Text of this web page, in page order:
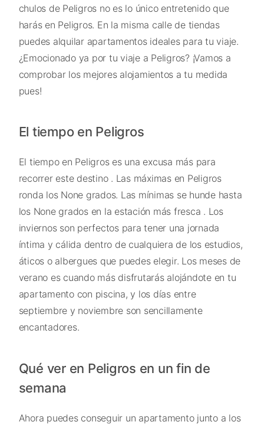
chulos de Peligros no es lo único entretenido que
harás en Peligros. En la misma calle de tiendas
puedes alquilar apartamentos ideales para tu viaje.
¿Emocionado ya por tu viaje a Peligros? ¡Vamos a
comprobar los mejores alojamientos a tu medida
pues!
El tiempo en Peligros
El tiempo en Peligros es una excusa más para
recorrer este destino . Las máximas en Peligros
ronda los None grados. Las mínimas se hunde hasta
los None grados en la estación más fresca . Los
inviernos son perfectos para tener una jornada
íntima y cálida dentro de cualquiera de los estudios,
áticos o albergues que puedes elegir. Los meses de
verano es cuando más disfrutarás alojándote en tu
apartamento con piscina, y los días entre
septiembre y noviembre son sencillamente
encantadores.
Qué ver en Peligros en un fin de
semana
Ahora puedes conseguir un apartamento junto a los